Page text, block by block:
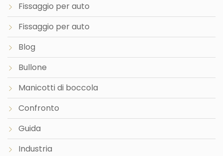
Fissaggio per auto
Fissaggio per auto
Blog
Bullone
Manicotti di boccola
Confronto
Guida
Industria